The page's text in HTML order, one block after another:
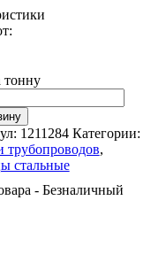
Тройники
стальные
стальные
Крепеж
шпилька
тонну
1211284 Категории:
трубопроводов,
стальные
- Безналичный